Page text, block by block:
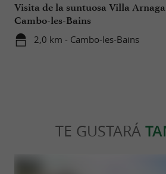
Visita de la suntuosa Villa
Cambo-les-Bains
2,0 km - Cambo-les-Bains
TE GUSTARÁ